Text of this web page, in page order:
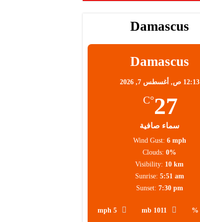
Damascus
Damascus
12:13 ص, أغسطس 7, 2026
27
°C
سماء صافية
1011 mb
5 mph
Wind Gust: 6 mph
Clouds: 0%
Visibility: 10 km
Sunrise: 5:51 am
Sunset: 7:30 pm